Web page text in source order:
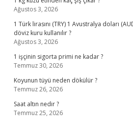
Ağustos 3, 2026
1 Türk lirasını (TRY) 1 Avustralya doları
döviz kuru kullanılır ?
Ağustos 3, 2026
1 işçinin sigorta primi ne kadar ?
Temmuz 30, 2026
Koyunun tüyü neden dökülür ?
Temmuz 26, 2026
Saat altın nedir ?
Temmuz 25, 2026